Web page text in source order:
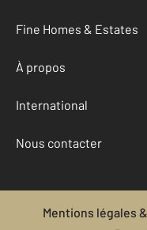
Fine Homes & Estates
À propos
International
Nous contacter
Mentions légales